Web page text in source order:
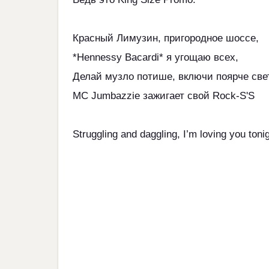
Красный Лимузин, пригородное шоссе,
*Hennessy Bacardi* я угощаю всех,
Делай музло потише, включи поярче
MC Jumbazzie зажигает свой Rock-S'S
Struggling and daggling, I’m loving you